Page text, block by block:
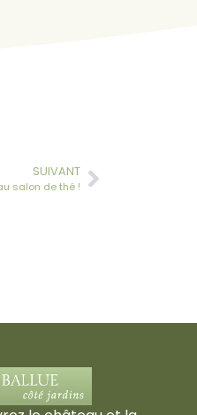
SUIVANT
salon de thé !